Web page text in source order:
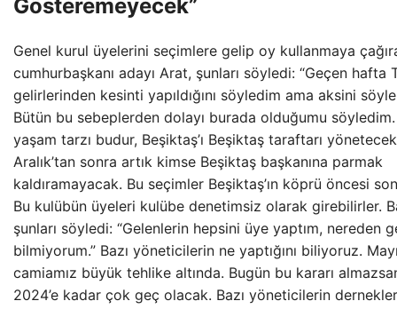
Gösteremeyecek”
Genel kurul üyelerini seçimlere gelip oy kullanmaya
cumhurbaşkanı adayı Arat, şunları söyledi: “Geçen hafta
gelirlerinden kesinti yapıldığını söyledim ama aksini
Bütün bu sebeplerden dolayı burada olduğumu söyledim.
yaşam tarzı budur, Beşiktaş’ı Beşiktaş taraftarı
Aralık’tan sonra artık kimse Beşiktaş başkanına parmak
kaldıramayacak. Bu seçimler Beşiktaş’ın köprü öncesi
Bu kulübün üyeleri kulübe denetimsiz olarak girebilirler.
şunları söyledi: “Gelenlerin hepsini üye yaptım, nereden
bilmiyorum.” Bazı yöneticilerin ne yaptığını biliyoruz.
camiamız büyük tehlike altında. Bugün bu kararı
2024’e kadar çok geç olacak. Bazı yöneticilerin